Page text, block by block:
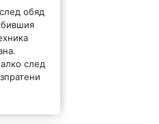
обяд
бившия
след